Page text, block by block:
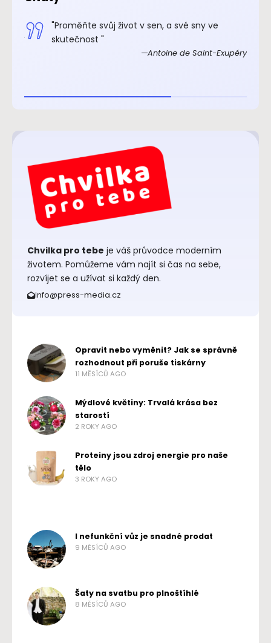
"Proměňte svůj život v sen, a své sny ve
skutečnost "
Antoine de Saint-Exupéry
Chvilka pro tebe je váš průvodce moderním
životem. Pomůžeme vám najít si čas na sebe,
rozvíjet se a užívat si každý den.
info@press-media.cz
Opravit nebo vyměnit? Jak se správně
rozhodnout při poruše tiskárny
11 MĚSÍCŮ AGO
Mýdlové květiny: Trvalá krása bez
starostí
2 ROKY AGO
Proteiny jsou zdroj energie pro naše
tělo
3 ROKY AGO
I nefunkční vůz je snadné prodat
9 MĚSÍCŮ AGO
Šaty na svatbu pro plnoštíhlé
8 MĚSÍCŮ AGO